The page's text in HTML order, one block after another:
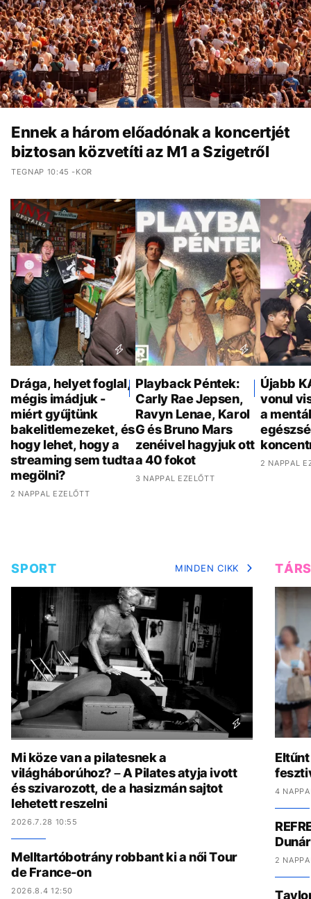
Ennek a három előadónak a koncertjét
biztosan közvetíti az M1 a Szigetről
TEGNAP 10:45 -KOR
Drága, helyet foglal,
mégis imádjuk -
miért gyűjtünk
bakelitlemezeket, és
hogy lehet, hogy a
streaming sem tudta
megölni?
2 NAPPAL EZELŐTT
Playback Péntek:
Carly Rae Jepsen,
Ravyn Lenae, Karol
G és Bruno Mars
zenéivel hagyjuk ott
a 40 fokot
3 NAPPAL EZELŐTT
Újabb
vonul
a
2 NAPPAL
SPORT MINDEN CIKK
Mi köze van a pilatesnek a
világháborúhoz? – A Pilates atyja ivott
és szivarozott, de a hasizmán sajtot
lehetett reszelni
2026.7.28 10:55
Melltartóbotrány robbant ki a női Tour
de France-on
2026.8.4 12:50
4
2